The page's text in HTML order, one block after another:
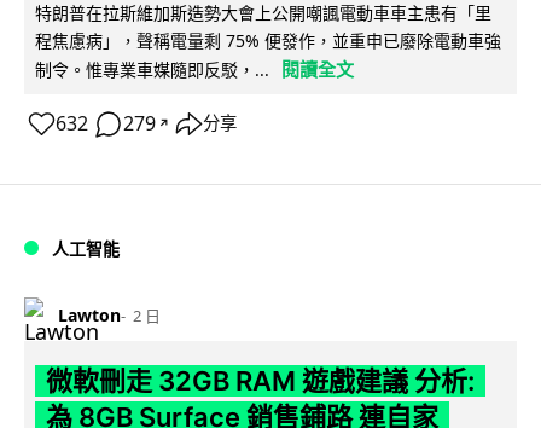
特朗普在拉斯維加斯造勢大會上公開嘲諷電動車車主患有「里
程焦慮病」，聲稱電量剩 75% 便發作，並重申已廢除電動車強
制令。惟專業車媒隨即反駁，...
閱讀全文
632 279 ↗ 分享
人工智能
Lawton 2 日
微軟刪走 32GB RAM 遊戲建議 分析:
為 8GB Surface 銷售鋪路 連自家